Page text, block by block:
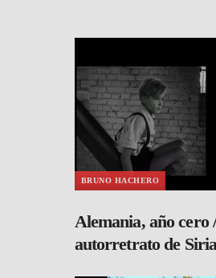
BRUNO HACHERO
Alemania, año cero
autorretrato de Siria